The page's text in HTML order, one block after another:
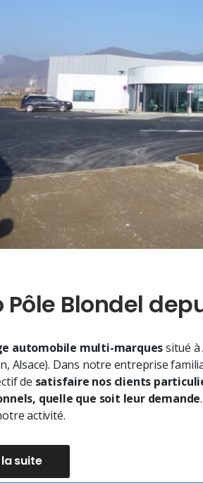
Pôle Blondel
automobile multi-marquessitué à
Alsace). Dans notre entreprise
de satisfaire nos clients
quelle que soit leur demande
activité.
suite